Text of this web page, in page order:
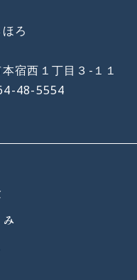
ろ
宿西１丁目３−１１
48-5554